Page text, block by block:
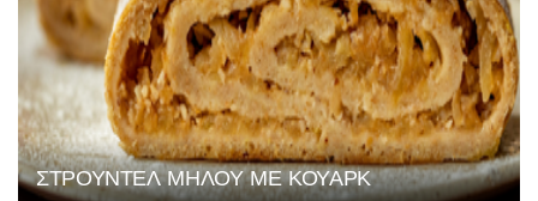
ΣΤΡΟΥΝΤΕΛ ΜΗΛΟΥ ΜΕ ΚΟΥΑΡΚ